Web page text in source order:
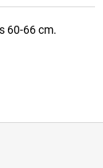
60-66 cm.